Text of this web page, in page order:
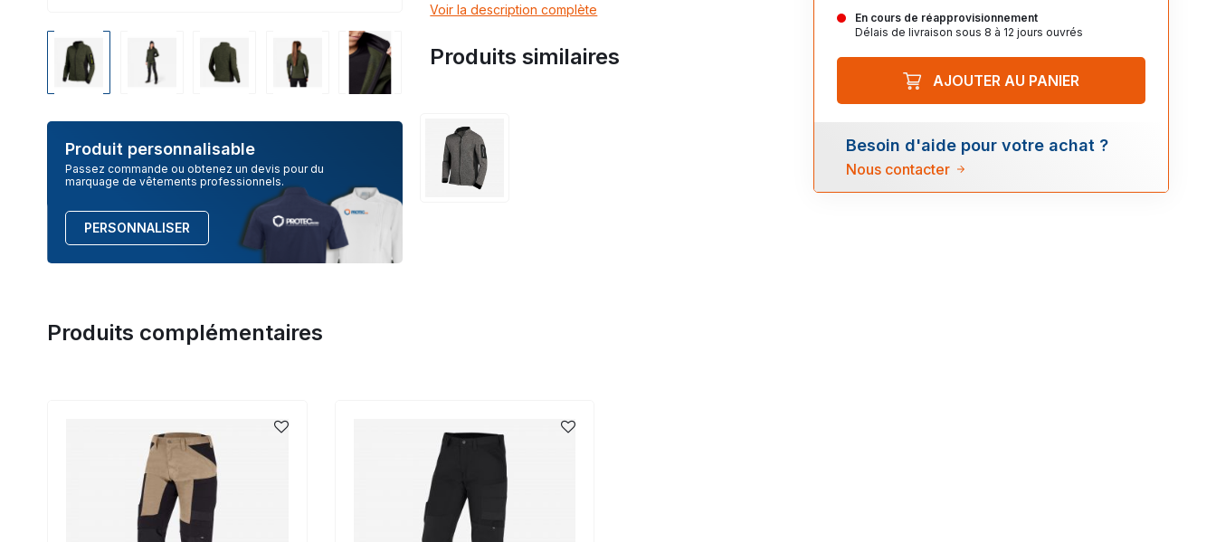
Produit personnalisable
Passez commande ou obtenez un devis pour du
marquage de vêtements professionnels.
PERSONNALISER
Voir la description complète
Produits similaires
En cours de réapprovisionnement
Délais de livraison sous 8 à 12 jours ouvrés
AJOUTER AU PANIER
Besoin d'aide pour votre achat ?
Nous contacter
Produits complémentaires